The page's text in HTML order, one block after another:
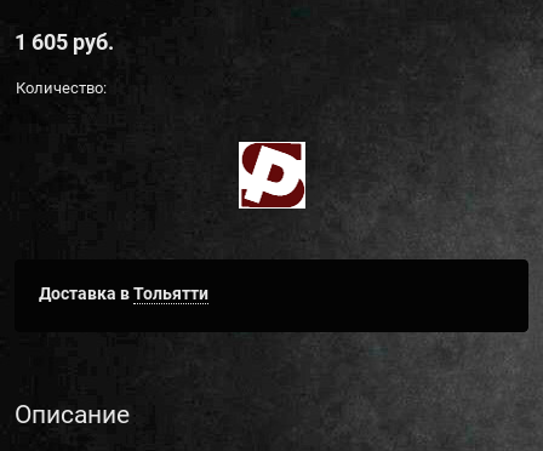
1 605 руб.
Количество:
Доставка вТольятти
Описание